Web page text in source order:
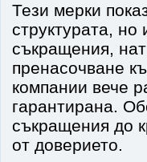
Тези мерки
структурата,
съкращения,
пренасочване
компании вече
гарантирана.
съкращения до
от доверието.